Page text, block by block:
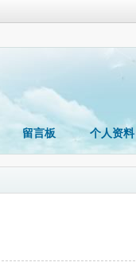
留言板 个人资料